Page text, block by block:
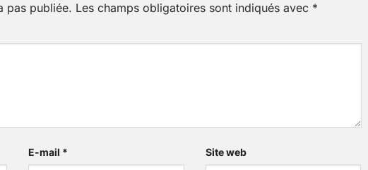
pas publiée. Les champs obligatoires sont indiqués avec *
E-mail * Site web